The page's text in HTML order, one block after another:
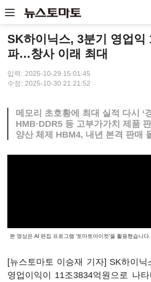
SK하이닉스, 3분기 영업익
파…창사 이래 최대
입력: 2025-10-29 15:01:45
수정: 2025-10-30 21:21:52
메모리 초호황에 최대 실적 다시 ‘
HMB·DDR5 등 고부가가치 제품
양산 체제 HBM4, 내년 본격 판매
본 영상은 AI 편집 프로그램 '토마토아이컷'을 활용했습니다.
[뉴스토마토 이승재 기자] SK하이닉
영업이익이 11조3834억원으로 나